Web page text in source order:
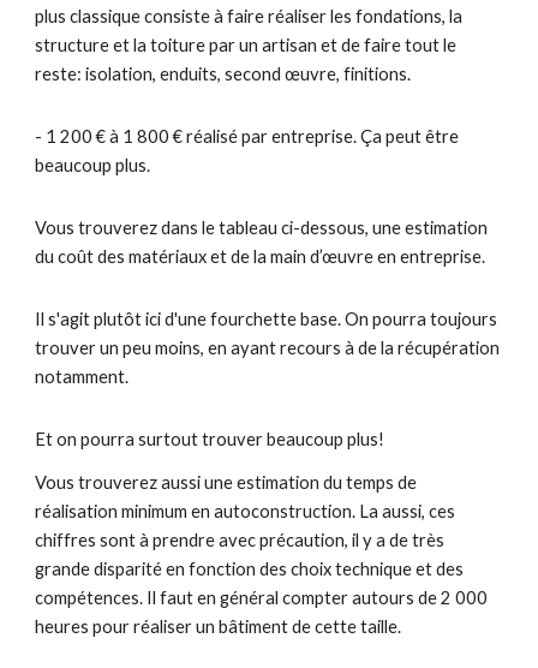
plus classique consiste à faire réaliser les fondations, la
structure et la toiture par un artisan et de faire tout le
reste: isolation, enduits, second œuvre, finitions.
- 1 200 € à 1 800 € réalisé par entreprise. Ça peut être
beaucoup plus.
Vous trouverez dans le tableau ci-dessous, une estimation
du coût des matériaux et de la main d’œuvre en entreprise.
Il s'agit plutôt ici d'une fourchette base. On pourra toujours
trouver un peu moins, en ayant recours à de la récupération
notamment.
Et on pourra surtout trouver beaucoup plus!
Vous trouverez aussi une estimation du temps de
réalisation minimum en autoconstruction. La aussi, ces
chiffres sont à prendre avec précaution, il y a de très
grande disparité en fonction des choix technique et des
compétences. Il faut en général compter autours de 2 000
heures pour réaliser un bâtiment de cette taille.